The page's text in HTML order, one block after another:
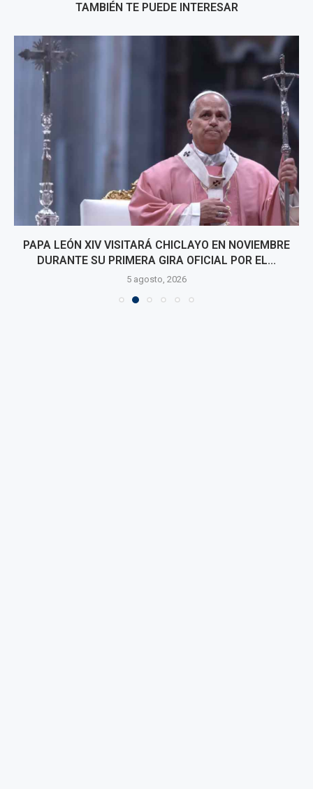
TAMBIÉN TE PUEDE INTERESAR
PAPA LEÓN XIV VISITARÁ CHICLAYO EN NOVIEMBRE
DURANTE SU PRIMERA GIRA OFICIAL POR EL...
5 agosto, 2026